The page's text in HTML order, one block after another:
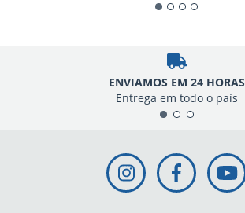
ENVIAMOS EM 24 HORAS
Entrega em todo o país